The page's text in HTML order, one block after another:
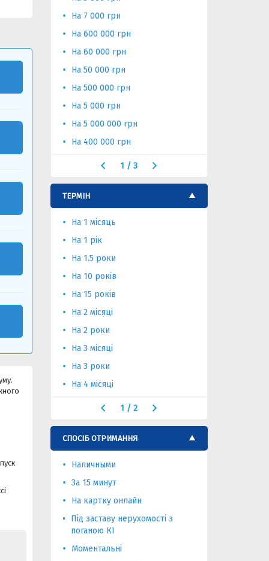
На 7 000 грн
На 600 000 грн
На 60 000 грн
На 50 000 грн
На 500 000 грн
На 5 000 грн
На 5 000 000 грн
На 400 000 грн
1 /3
ТЕРМІН
На 1 місяць
На 1 рік
На 1.5 роки
На 10 років
На 15 років
На 2 місяці
На 2 роки
На 3 місяці
На 3 роки
На 4 місяці
1 /2
СПОСІБ ОТРИМАННЯ
Наличными
За 15 минут
На картку онлайн
Під заставу нерухомості з
поганою КІ
Моментальні